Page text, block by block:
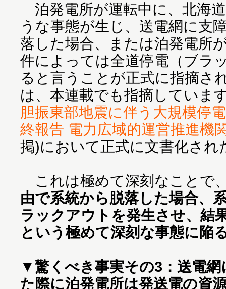
泊発電所が運転中に、北海
うな事態が生じ、送電網に支
落した場合、または泊発電所
件によっては全道停電（ブラ
ると言うことが正式に指摘さ
は、本連載でも指摘していま
胆振東部地震に伴う大規模停
終報告 電力広域的運営推進機
掲)において正式に文書化さ
これは極めて深刻なことで
由で系統から脱落した場合、
ラックアウトを発生させ、結
という極めて深刻な事態に陥
▼驚くべき事実その3：送電
た際に泊発電所は発送電の資